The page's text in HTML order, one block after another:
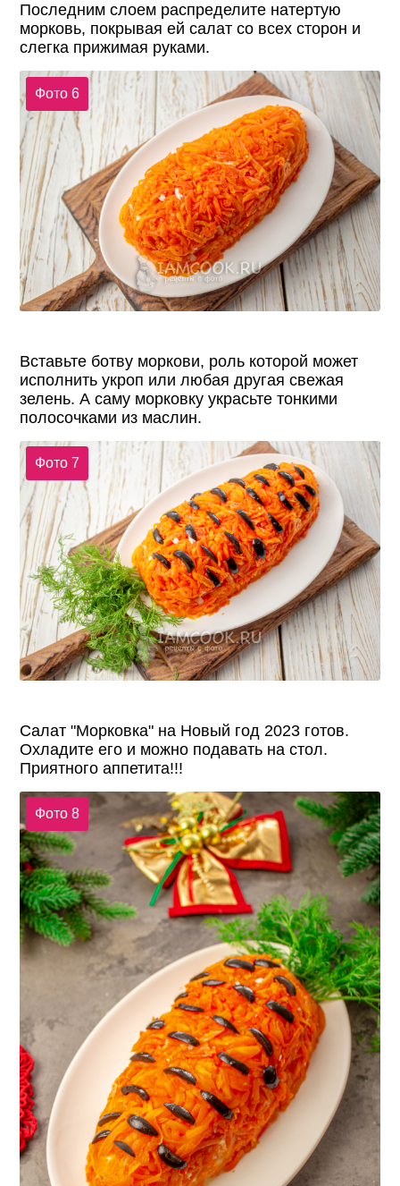
Последним слоем распределите натертую
морковь, покрывая ей салат со всех сторон и
слегка прижимая руками.
Фото 6
Вставьте ботву моркови, роль которой может
исполнить укроп или любая другая свежая
зелень. А саму морковку украсьте тонкими
полосочками из маслин.
Фото 7
Салат "Морковка" на Новый год 2023 готов.
Охладите его и можно подавать на стол.
Приятного аппетита!!!
Фото 8